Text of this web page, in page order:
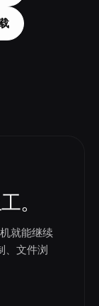
。
就能继续
、文件浏